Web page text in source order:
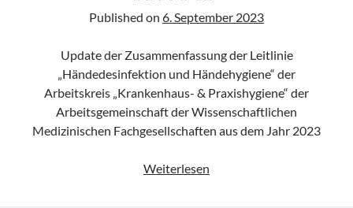
Published on 6. September 2023
Update der Zusammenfassung der Leitlinie
„Händedesinfektion und Händehygiene“ der
Arbeitskreis „Krankenhaus- & Praxishygiene“ der
Arbeitsgemeinschaft der Wissenschaftlichen
Medizinischen Fachgesellschaften aus dem Jahr 2023
Weiterlesen